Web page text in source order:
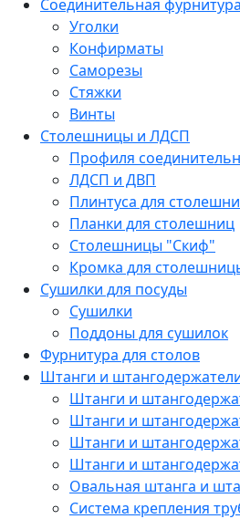
Соединительная фурнитура
Уголки
Конфирматы
Саморезы
Стяжки
Винты
Столешницы и ЛДСП
Профиля
ЛДСП и ДВП
Плинтуса для
Планки для столешниц
Столешницы "Скиф"
Кромка для
Сушилки для посуды
Сушилки
Поддоны для сушилок
Фурнитура для столов
Штанги и
Штанги и
Штанги и
Штанги и
Штанги и
Овальная штанга и
Система крепления